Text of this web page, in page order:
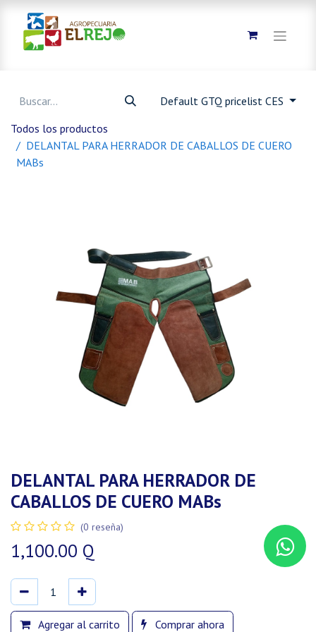
Default GTQ pricelist CES
Todos los productos
DELANTAL PARA HERRADOR DE CABALLOS DE CUERO
MABs
DELANTAL PARA HERRADOR DE
CABALLOS DE CUERO MABs
(0 reseña)
1,100.00 Q
Agregar al carrito Comprar ahora